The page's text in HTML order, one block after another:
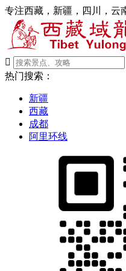
专注西藏，新疆，四川，云

热门搜索：
新疆
西藏
成都
阿里环线